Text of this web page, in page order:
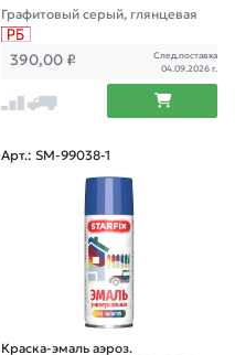
Графитовый серый, глянцевая
390,00 ₽
След.поставка
04.09.2026 г.
Арт.: SM-99038-1
Краска-эмаль аэроз.